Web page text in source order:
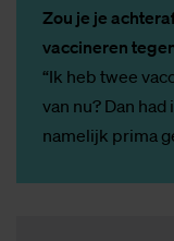
Zou je je
vaccineren
“Ik heb twee
van nu? Dan
namelijk prima